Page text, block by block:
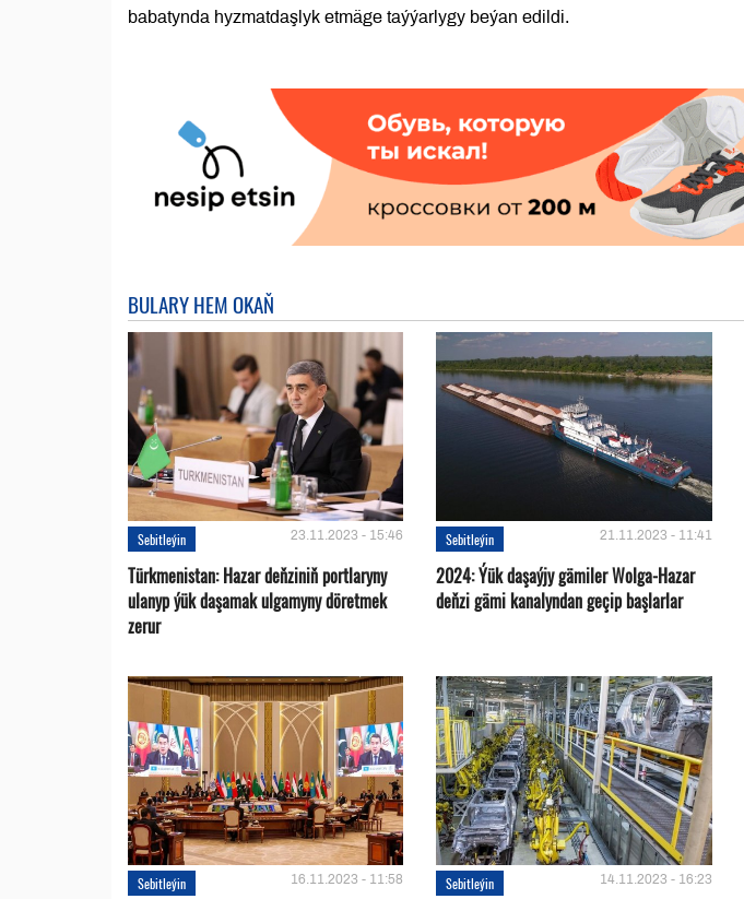
babatynda hyzmatdaşlyk etmäge taýýarlygy beýan edildi.
BULARY HEM OKAŇ
Sebitleýin 23.11.2023 - 15:46
Türkmenistan: Hazar deňziniň portlaryny
ulanyp ýük daşamak ulgamyny döretmek
zerur
Sebitleýin 21.11.2023 - 11:41
2024: Ýük daşaýjy gämiler Wolga-Hazar
deňzi gämi kanalyndan geçip başlarlar
Sebitleýin 16.11.2023 - 11:58 Sebitleýin 14.11.2023 - 16:23